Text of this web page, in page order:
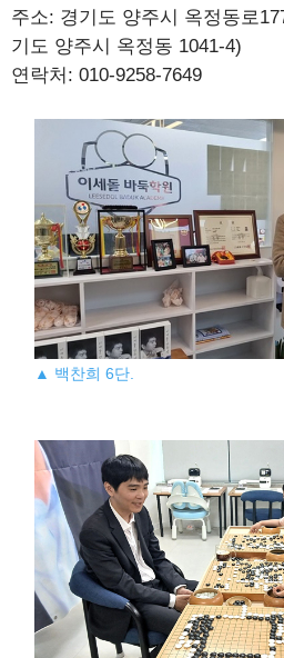
주소: 경기도 양주시 옥정동로
기도 양주시 옥정동 1041-4)
연락처: 010-9258-7649
▲ 백찬희 6단.